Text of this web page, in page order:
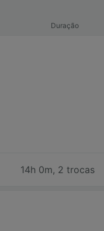
Duração
14h 0m, 2 trocas